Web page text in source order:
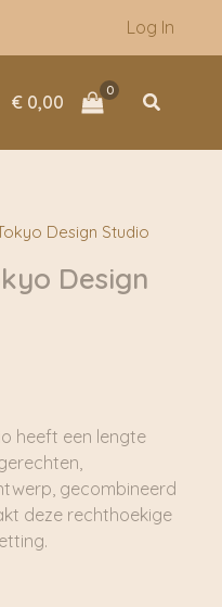
Log In
€ 0,00 Zoeken
Design Studio
Design
heeft een lengte
gecombineerd
deze rechthoekige